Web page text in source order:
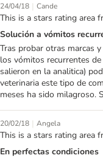
24/04/18 | Cande
This is a stars rating area
Solución a vómitos
Tras probar otras marcas
los vómitos recurrentes
salieron en la analitica)
veterinaria este tipo de
meses ha sido milagroso.
20/02/18 | Angela
This is a stars rating area
En perfectas condiciones